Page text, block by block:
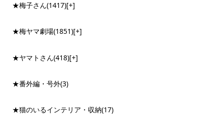
★梅子さん(1417)[+]
★梅ヤマ劇場(1851)[+]
★ヤマトさん(418)[+]
★番外編・号外(3)
★猫のいるインテリア・収納(17)